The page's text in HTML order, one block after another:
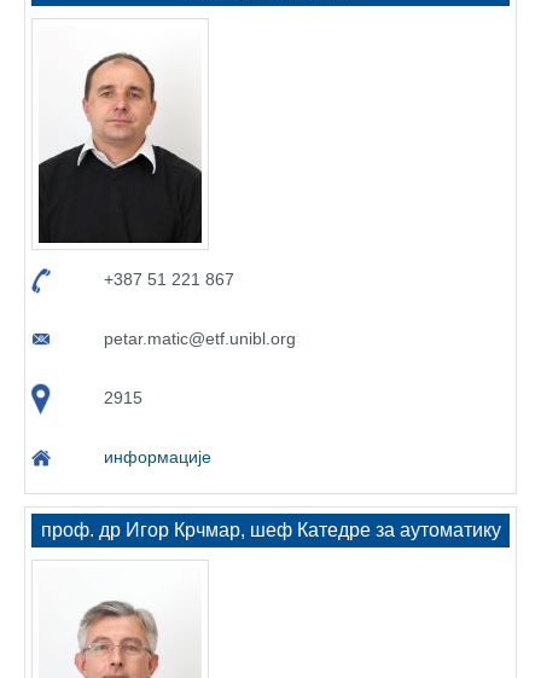
+387 51 221 867
petar.matic@etf.unibl.org
2915
информације
проф. др Игор Крчмар, шеф Катедре за аутоматику